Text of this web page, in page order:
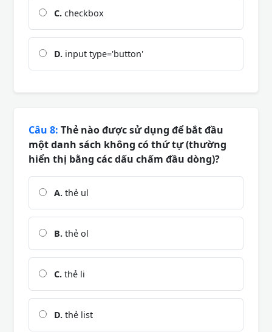
C. checkbox
D. input type='button'
Câu 8: Thẻ nào được sử dụng để bắt đầu
một danh sách không có thứ tự (thường
hiển thị bằng các dấu chấm đầu dòng)?
A. thẻ ul
B. thẻ ol
C. thẻ li
D. thẻ list